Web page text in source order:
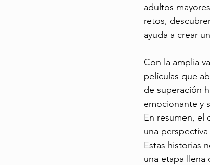
adultos
retos,
ayuda a crear
Con la amplia
películas que
de superación
emocionante y
En resumen, el
una
Estas historias
una etapa llena